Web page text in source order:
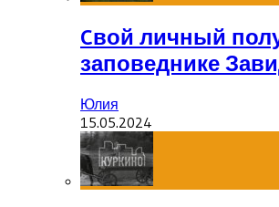
Cвой личный
заповеднике
Юлия
15.05.2024